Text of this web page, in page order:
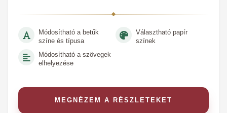
Módosítható a betűk
színe és típusa
Választható papír
színek
Módosítható a szövegek
elhelyezése
MEGNÉZEM A RÉSZLETEKET